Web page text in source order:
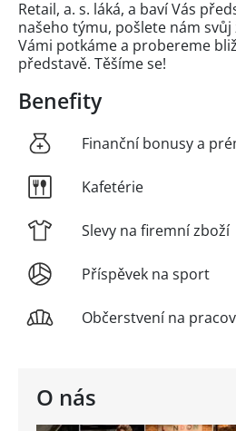
O nás
Retail, a. s. láká, a baví Vás
našeho týmu, pošlete nám svůj
Vámi potkáme a probereme
představě. Těšíme se!
Benefity
Finanční bonusy a
Kafetérie
Slevy na firemní zboží
Příspěvek na sport
Občerstvení na